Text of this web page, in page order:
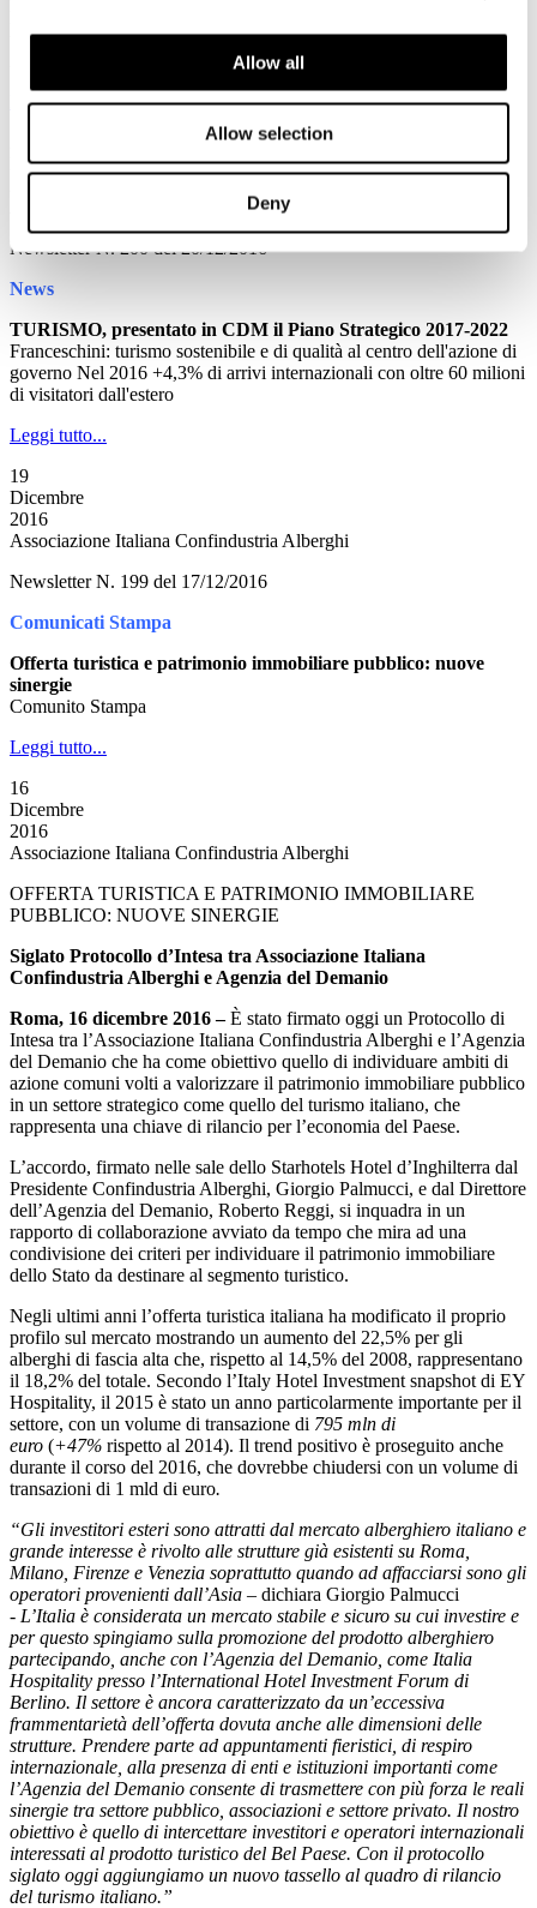
Allow all
Allow selection
Deny
urgenti in favore delle popolazioni colpite dal sisma del 24 agosto
Leggi tutto...
Dicembre
Associazione Italiana Confindustria Alberghi
Newsletter N. 200 del 20/12/2016
News
TURISMO, presentato in CDM il Piano Strategico 2017-2022
Franceschini: turismo sostenibile e di qualità al centro dell'azione di
governo Nel 2016 +4,3% di arrivi internazionali con oltre 60 milioni
di visitatori dall'estero
Leggi tutto...
19
Dicembre
2016
Associazione Italiana Confindustria Alberghi
Newsletter N. 199 del 17/12/2016
Comunicati Stampa
Offerta turistica e patrimonio immobiliare pubblico: nuove
sinergie
Comunito Stampa
Leggi tutto...
16
Dicembre
2016
Associazione Italiana Confindustria Alberghi
OFFERTA TURISTICA E PATRIMONIO IMMOBILIARE
PUBBLICO: NUOVE SINERGIE
Siglato Protocollo d’Intesa tra Associazione Italiana
Confindustria Alberghi e Agenzia del Demanio
Roma, 16 dicembre 2016–È stato firmato oggi un Protocollo di
Intesa tra l’Associazione Italiana Confindustria Alberghi e l’Agenzia
del Demanio che ha come obiettivo quello di individuare ambiti di
azione comuni volti a valorizzare il patrimonio immobiliare pubblico
in un settore strategico come quello del turismo italiano, che
rappresenta una chiave di rilancio per l’economia del Paese.
L’accordo, firmato nelle sale dello Starhotels Hotel d’Inghilterra dal
Presidente Confindustria Alberghi, Giorgio Palmucci, e dal Direttore
dell’Agenzia del Demanio, Roberto Reggi, si inquadra in un
rapporto di collaborazione avviato da tempo che mira ad una
condivisione dei criteri per individuare il patrimonio immobiliare
dello Stato da destinare al segmento turistico.
Negli ultimi anni l’offerta turistica italiana ha modificato il proprio
profilo sul mercato mostrando un aumento del 22,5% per gli
alberghi di fascia alta che, rispetto al 14,5% del 2008, rappresentano
il 18,2% del totale. Secondo l’Italy Hotel Investment snapshot di EY
Hospitality, il 2015 è stato un anno particolarmente importante per il
settore, con un volume di transazione di 795 mln di
euro (+47% rispetto al 2014). Il trend positivo è proseguito anche
durante il corso del 2016, che dovrebbe chiudersi con un volume di
transazioni di 1 mld di euro.
“Gli investitori esteri sono attratti dal mercato alberghiero italiano e
grande interesse è rivolto alle strutture già esistenti su Roma,
Milano, Firenze e Venezia soprattutto quando ad affacciarsi sono gli
operatori provenienti dall’Asia – dichiara Giorgio Palmucci
- L’Italia è considerata un mercato stabile e sicuro su cui investire e
per questo spingiamo sulla promozione del prodotto alberghiero
partecipando, anche con l’Agenzia del Demanio, come Italia
Hospitality presso l’International Hotel Investment Forum di
Berlino. Il settore è ancora caratterizzato da un’eccessiva
frammentarietà dell’offerta dovuta anche alle dimensioni delle
strutture. Prendere parte ad appuntamenti fieristici, di respiro
internazionale, alla presenza di enti e istituzioni importanti come
l’Agenzia del Demanio consente di trasmettere con più forza le reali
sinergie tra settore pubblico, associazioni e settore privato. Il nostro
obiettivo è quello di intercettare investitori e operatori internazionali
interessati al prodotto turistico del Bel Paese. Con il protocollo
siglato oggi aggiungiamo un nuovo tassello al quadro di rilancio
del turismo italiano.”